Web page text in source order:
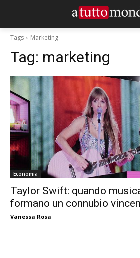
Tags Marketing
Tag: marketing
Economia
Taylor Swift: quando
formano un connubio
Vanessa Rosa